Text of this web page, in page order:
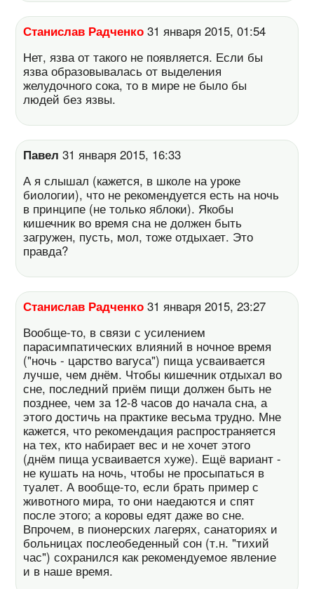
Станислав Радченко 31 января 2015, 01:54
Нет, язва от такого не появляется. Если бы
язва образовывалась от выделения
желудочного сока, то в мире не было бы
людей без язвы.
Павел 31 января 2015, 16:33
А я слышал (кажется, в школе на уроке
биологии), что не рекомендуется есть на ночь
в принципе (не только яблоки). Якобы
кишечник во время сна не должен быть
загружен, пусть, мол, тоже отдыхает. Это
правда?
Станислав Радченко 31 января 2015, 23:27
Вообще-то, в связи с усилением
парасимпатических влияний в ночное время
("ночь - царство вагуса") пища усваивается
лучше, чем днём. Чтобы кишечник отдыхал во
сне, последний приём пищи должен быть не
позднее, чем за 12-8 часов до начала сна, а
этого достичь на практике весьма трудно. Мне
кажется, что рекомендация распространяется
на тех, кто набирает вес и не хочет этого
(днём пища усваивается хуже). Ещё вариант -
не кушать на ночь, чтобы не просыпаться в
туалет. А вообще-то, если брать пример с
животного мира, то они наедаются и спят
после этого; а коровы едят даже во сне.
Впрочем, в пионерских лагерях, санаториях и
больницах послеобеденный сон (т.н. "тихий
час") сохранился как рекомендуемое явление
и в наше время.